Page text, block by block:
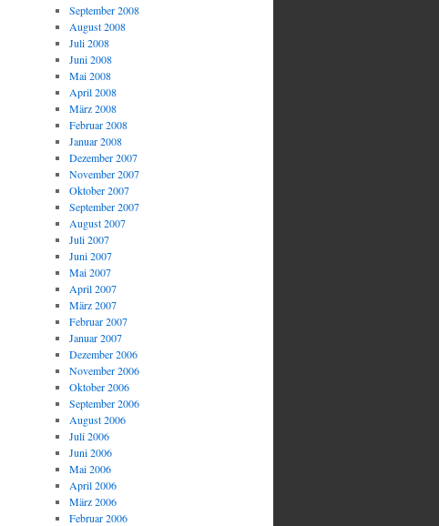
September 2008
August 2008
Juli 2008
Juni 2008
Mai 2008
April 2008
März 2008
Februar 2008
Januar 2008
Dezember 2007
November 2007
Oktober 2007
September 2007
August 2007
Juli 2007
Juni 2007
Mai 2007
April 2007
März 2007
Februar 2007
Januar 2007
Dezember 2006
November 2006
Oktober 2006
September 2006
August 2006
Juli 2006
Juni 2006
Mai 2006
April 2006
März 2006
Februar 2006